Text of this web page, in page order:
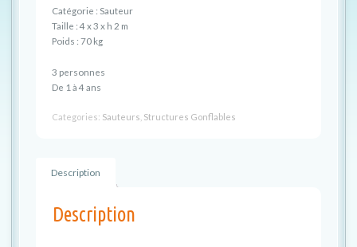
Catégorie : Sauteur
Taille : 4 x 3 x h 2 m
Poids : 70 kg
3 personnes
De 1 à 4 ans
Categories: Sauteurs Structures Gonflables
Description
Description